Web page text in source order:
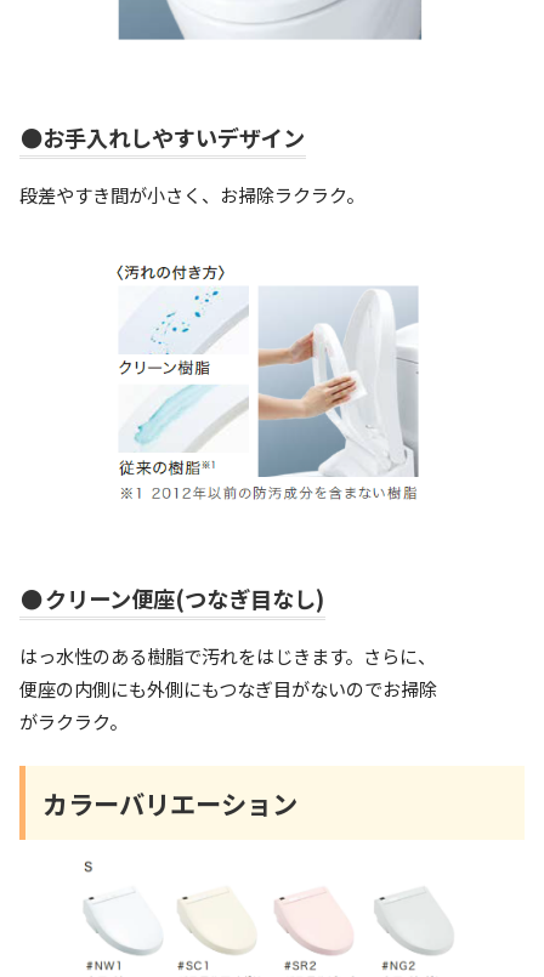
●お手入れしやすいデザイン
段差やすき間が小さく、お掃除ラクラク。
●クリーン便座(つなぎ目なし)
はっ水性のある樹脂で汚れをはじきます。さらに、
便座の内側にも外側にもつなぎ目がないのでお掃除
がラクラク。
カラーバリエーション